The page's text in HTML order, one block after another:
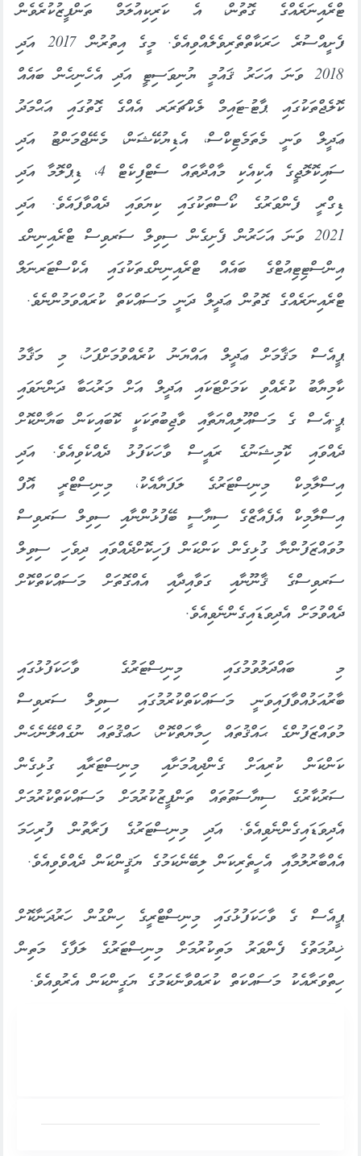
ޓްރެއިނަރެއްގެ ގޮތުން، އެ ކަރިކިއުލަމް ތަންފީޒުކުރެވެން
ފެށީއްސުރެ ހަރަކާތްތެރިވެލެއްވިއެވެ. މީގެ އިތުރުން 2017 އަދި
2018 ވަނަ އަހަރު ޤައުމީ ޔުނިވަސިޓީ އަދި އެހެނިހެން ބައެއް
ކޮލެޖްތަކުގައި ޕާޓު-ޓައިމް ލެކްޗަރަރ އެއްގެ ގޮތުގައި އަޙްމަދު
ޢަދީލް ވަނީ މެތަމެޓިކްސް، އެޑިޔުކޭޝަން، މެނޭޖްމަންޓު އަދި
ސައިކޮލޮޖީގެ އެކިއެކި މާއްދާތައް ސެޓްފިކެޓް 4، ޑިޕްލޮމާ އަދި
ޑިގްރީ ފެންވަރުގެ ކޯސްތަކުގައި ކިޔަވައި ދެއްވާފައެވެ. އަދި
2021 ވަނަ އަހަރުން ފެށިގެން ސިވިލް ސަރވިސް ޓްރެއިނިންގ
އިންސްޓިޓިއުޓްގެ ބައެއް ޓްރެއިނިންގތަކުގައި އެކްސްޓަރނަލް
ޓްރެއިނަރެއްގެ ގޮތުން ޢަދީލް ދަނީ މަސައްކަތް ކުރައްވަމުންނެވެ.
ޕީއެސް މަޤާމަށް ޢަދީލް އައްޔަނު ކުރެއްވުމަށްފަހު، މި މަޤާމު
ކާމިޔާބު ކުރެއްވި ކަމަށްޓަކައި އަދީލް އަށް މަރުޙަބާ ދަންނަވައި
ޕީ.އެސް ގެ މަސްއޫލިއްޔަތާއި ވާޖިބުތަކަކީ ކޮބައިކަން ބަޔާންކޮށް
ދެއްވައި ކޮމިޝަނުގެ ރައީސް ވާހަކަފުޅު ދެއްކެވިއެވެ. އަދި
އިސްލާމިކް މިނިސްޓަރުގެ ލަފަޔާއެކު، މިނިސްޓްރީ އޮފް
އިސްލާމިކް އެފެއާޒްގެ ސިޔާސީ ބޭފުޅުންނާއި ސިވިލް ސަރވިސް
މުވައްޒަފުންނާ ގުޅިގެން ކަންކަން ފަހިކޮށްދެއްވައި ދިވެހި ސިވިލް
ސަރވިސްގެ ޤާނޫނާއި ގަވާއިދާއި އެއްގޮތަށް މަސައްކަތްކޮށް
ދެއްވުމަށް އެދިވަޑައިގެންނެވިއެވެ.
މި ބައްދަލުވުމުގައި މިނިސްޓަރުގެ ވާހަކަފުޅުގައި
ބާރުއަޅުއްވާފައިވަނީ މަސައްކަތްކުރުމުގައި ސިވިލް ސަރވިސް
މުވައްޒަފުންގެ ޙައްޤުތައް ހިމާޔަތްކޮށް، ހަޢްޤުތައް ނުގެއްލޭނެހެން
ކަންކަން ކުރިއަށް ގެންދިއުމަށާއި މިނިސްޓަރާއި ގުޅިގެން
ސަރުކާރުގެ ސިޔާސަތުތައް ތަންފީޒުކުރުމަށް މަސައްކަތްކުރުމަށް
އެދިވަޑައިގެންނެވިއެވެ. އަދި މިނިސްޓަރުގެ ފަރާތުން ފުރިހަމަ
އެއްބާރުލުމާއި އެހީތެރިކަން ލިބޭނެކަމުގެ ޔަޤީންކަން ދެއްވެވިއެވެ.
ޕީއެސް ގެ ވާހަކަފުޅުގައި މިނިސްޓްރީގެ ހިންގުން ހަރުދަނާކޮށް
ޚިދުމަތުގެ ފެންވަރު މަތިކުރުމަށް މިނިސްޓަރުގެ ލަފާގެ މަތިން
ހިތްވަރާއެކު މަސައްކަތް ކުރައްވާނެކަމުގެ ޔަގީންކަން އެރުވިއެވެ.